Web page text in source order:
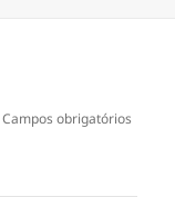
Campos obrigatórios